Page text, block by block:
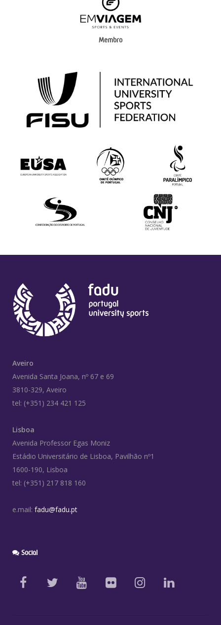
Membro
Aveiro
Avenida Santa Joana, nº 67 e 69
3810-329, Aveiro
tel: (+351) 234 421 125
Lisboa
Avenida Professor Egas Moniz
Estádio Universitário de Lisboa, Pavilhão nº1
1600-190, Lisboa
tel: (+351) 217 818 160
e.mail: fadu@fadu.pt
Social